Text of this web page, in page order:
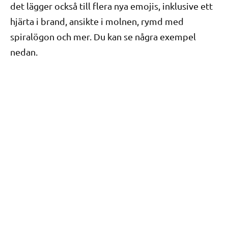
det lägger också till flera nya emojis, inklusive ett
hjärta i brand, ansikte i molnen, rymd med
spiralögon och mer. Du kan se några exempel
nedan.